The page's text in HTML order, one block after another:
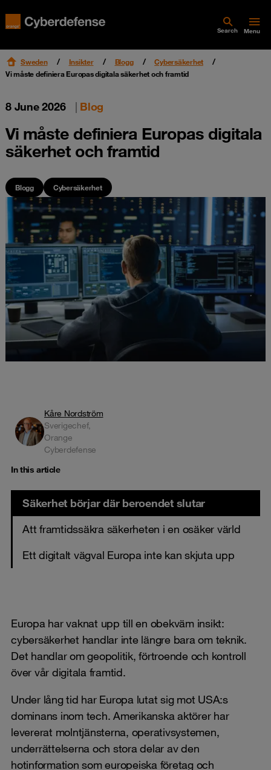
Search Menu
Sweden Insikter Blogg
Cybersäkerhet
Vi måste definiera Europas digitala säkerhet och framtid
8 June 2026 | Blog
Vi måste definiera Europas digitala
säkerhet och framtid
Blogg Cybersäkerhet
Kåre Nordström
Sverigechef,
Orange
Cyberdefense
In this article
Säkerhet börjar där beroendet slutar
Att framtidssäkra säkerheten i en osäker värld
Ett digitalt vägval Europa inte kan skjuta upp
Europa har vaknat upp till en obekväm insikt:
cybersäkerhet handlar inte längre bara om teknik.
Det handlar om geopolitik, förtroende och kontroll
över vår digitala framtid.
Under lång tid har Europa lutat sig mot USA:s
dominans inom tech. Amerikanska aktörer har
levererat molntjänsterna, operativsystemen,
underrättelserna och stora delar av den
hotinformation som europeiska företag och